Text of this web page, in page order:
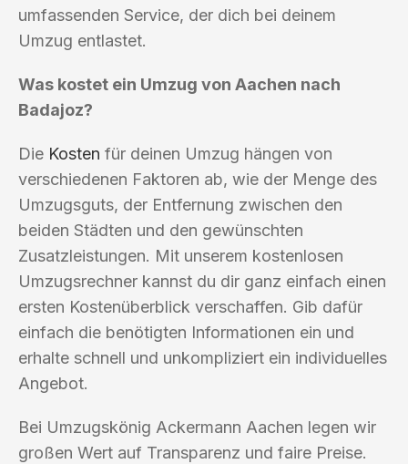
umfassenden Service, der dich bei deinem
Umzug entlastet.
Was kostet ein Umzug von Aachen nach
Badajoz?
Die Kosten für deinen Umzug hängen von
verschiedenen Faktoren ab, wie der Menge des
Umzugsguts, der Entfernung zwischen den
beiden Städten und den gewünschten
Zusatzleistungen. Mit unserem kostenlosen
Umzugsrechner kannst du dir ganz einfach einen
ersten Kostenüberblick verschaffen. Gib dafür
einfach die benötigten Informationen ein und
erhalte schnell und unkompliziert ein individuelles
Angebot.
Bei Umzugskönig Ackermann Aachen legen wir
großen Wert auf Transparenz und faire Preise.